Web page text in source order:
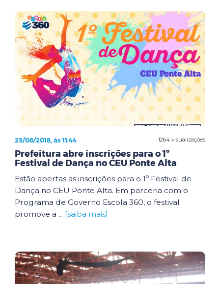
1264 visualizações
23/08/2018, às 11:44
Prefeitura abre inscrições para o 1º
Festival de Dança no CEU Ponte Alta
Estão abertas as inscrições para o 1º Festival de
Dança no CEU Ponte Alta. Em parceria com o
Programa de Governo Escola 360, o festival
promove a ... [saiba mais]